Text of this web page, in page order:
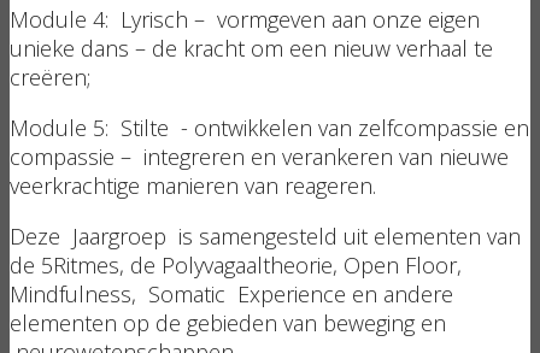
Module 4: Lyrisch – vormgeven aan onze eigen
unieke dans – de kracht om een nieuw verhaal te
creëren;
Module 5: Stilte - ontwikkelen van zelfcompassie en
compassie – integreren en verankeren van nieuwe
veerkrachtige manieren van reageren.
Deze Jaargroep is samengesteld uit elementen van
de 5Ritmes, de Polyvagaaltheorie, Open Floor,
Mindfulness, Somatic Experience en andere
elementen op de gebieden van beweging en